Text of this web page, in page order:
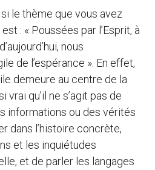
si le thème que vous avez
: « Poussées par l’Esprit, à
nous
de l’espérance ». En effet,
demeure au centre de la
qu’il ne s’agit pas de
informations ou des vérités
dans l’histoire concrète,
et les inquiétudes
et de parler les langages